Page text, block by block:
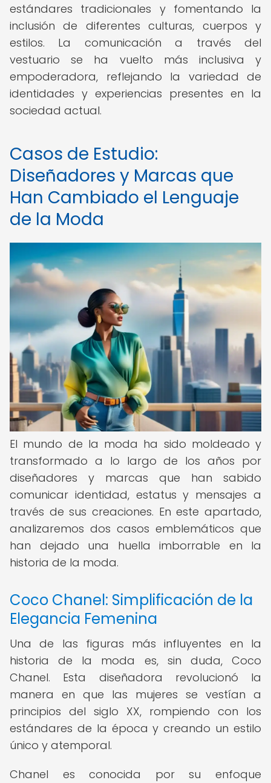
estándares tradicionales y fomentando la
inclusión de diferentes culturas, cuerpos y
estilos. La comunicación a través del
vestuario se ha vuelto más inclusiva y
empoderadora, reflejando la variedad de
identidades y experiencias presentes en la
sociedad actual.
Casos de Estudio:
Diseñadores y Marcas que
Han Cambiado el Lenguaje
de la Moda
El mundo de la moda ha sido moldeado y
transformado a lo largo de los años por
diseñadores y marcas que han sabido
comunicar identidad, estatus y mensajes a
través de sus creaciones. En este apartado,
analizaremos dos casos emblemáticos que
han dejado una huella imborrable en la
historia de la moda.
Coco Chanel: Simplificación de la
Elegancia Femenina
Una de las figuras más influyentes en la
historia de la moda es, sin duda, Coco
Chanel. Esta diseñadora revolucionó la
manera en que las mujeres se vestían a
principios del siglo XX, rompiendo con los
estándares de la época y creando un estilo
único y atemporal.
Chanel es conocida por su enfoque